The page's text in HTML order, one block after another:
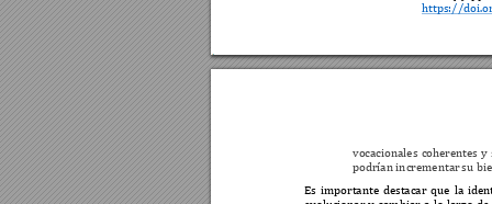
https://
vocacionales coherentes y
podrían incrementar su
Es importante destacar que la